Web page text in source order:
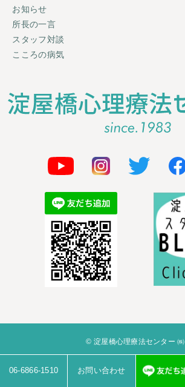
お知らせ
所長の一言
スタッフ対談
こころの病気
© 淀屋橋心理療法センター ㈱
06-6866-1510 お問い合わせ